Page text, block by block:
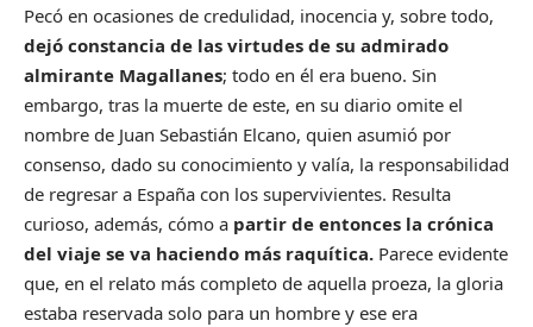
Pecó en ocasiones de credulidad, inocencia y, sobre todo,
dejó constancia de las virtudes de su admirado
almirante Magallanes; todo en él era bueno. Sin
embargo, tras la muerte de este, en su diario omite el
nombre de Juan Sebastián Elcano, quien asumió por
consenso, dado su conocimiento y valía, la responsabilidad
de regresar a España con los supervivientes. Resulta
curioso, además, cómo a partir de entonces la crónica
del viaje se va haciendo más raquítica. Parece evidente
que, en el relato más completo de aquella proeza, la gloria
estaba reservada solo para un hombre y ese era